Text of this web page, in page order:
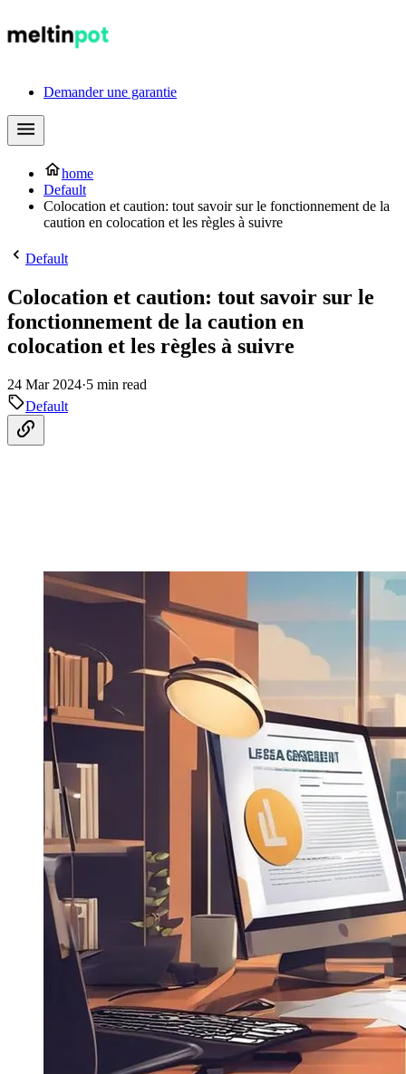
Demander une garantie
home
Default
Colocation et caution: tout savoir sur le fonctionnement de la
caution en colocation et les règles à suivre
Default
Colocation et caution: tout savoir sur le
fonctionnement de la caution en
colocation et les règles à suivre
24 Mar 2024·5 min read
Default